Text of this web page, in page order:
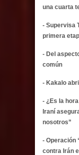
una cuarta
- Supervisa
primera
- Del
común
- Kakalo
- ¿Es la
Iraní
nosotros”
- Operación
contra Irán